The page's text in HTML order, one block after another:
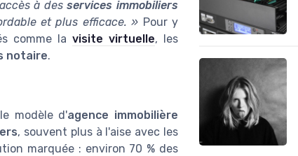
à desservices immobiliers
et plus efficace. » Pour y
comme la visite virtuelle, les
notaire.
modèle d'agence immobilière
, souvent plus à l'aise avec les
marquée : environ 70 % des